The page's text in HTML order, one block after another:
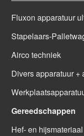
Fluxon apparatuur
Stapelaars-
Airco techniek
Divers apparatuur
Gereedschappen
Hef- en hijsmateriaal